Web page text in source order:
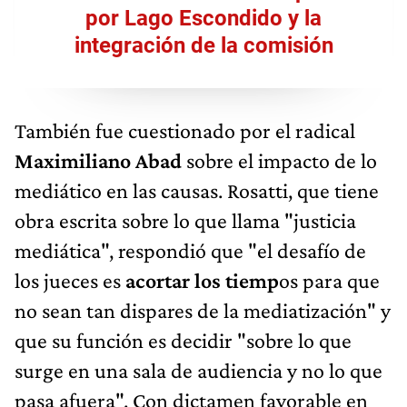
por Lago Escondido y la
integración de la comisión
También fue cuestionado por el radical
Maximiliano Abad sobre el impacto de lo
mediático en las causas. Rosatti, que tiene
obra escrita sobre lo que llama "justicia
mediática", respondió que "el desafío de
los jueces es acortar los tiempos para que
no sean tan dispares de la mediatización" y
que su función es decidir "sobre lo que
surge en una sala de audiencia y no lo que
pasa afuera". Con dictamen favorable en